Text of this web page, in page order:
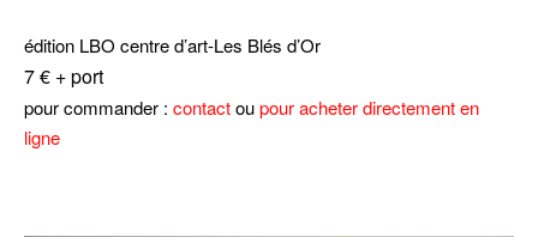
édition LBO centre d’art-Les Blés d’Or
7 € + port
pour commander : contactoupour acheter directement en
ligne